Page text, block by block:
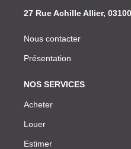
27 Rue Achille Allier,
Nous contacter
Présentation
NOS SERVICES
Acheter
Louer
Estimer